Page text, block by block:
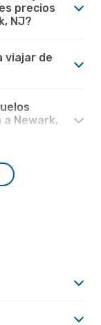
precios
NJ?
viajar de
Newark,